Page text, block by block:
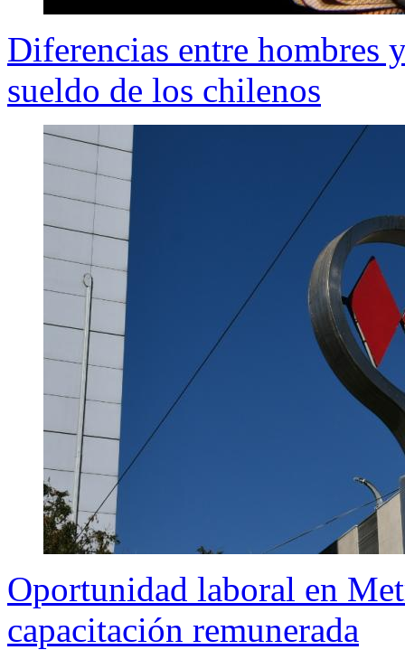
Diferencias entre hombres
sueldo de los chilenos
Oportunidad laboral en
capacitación remunerada